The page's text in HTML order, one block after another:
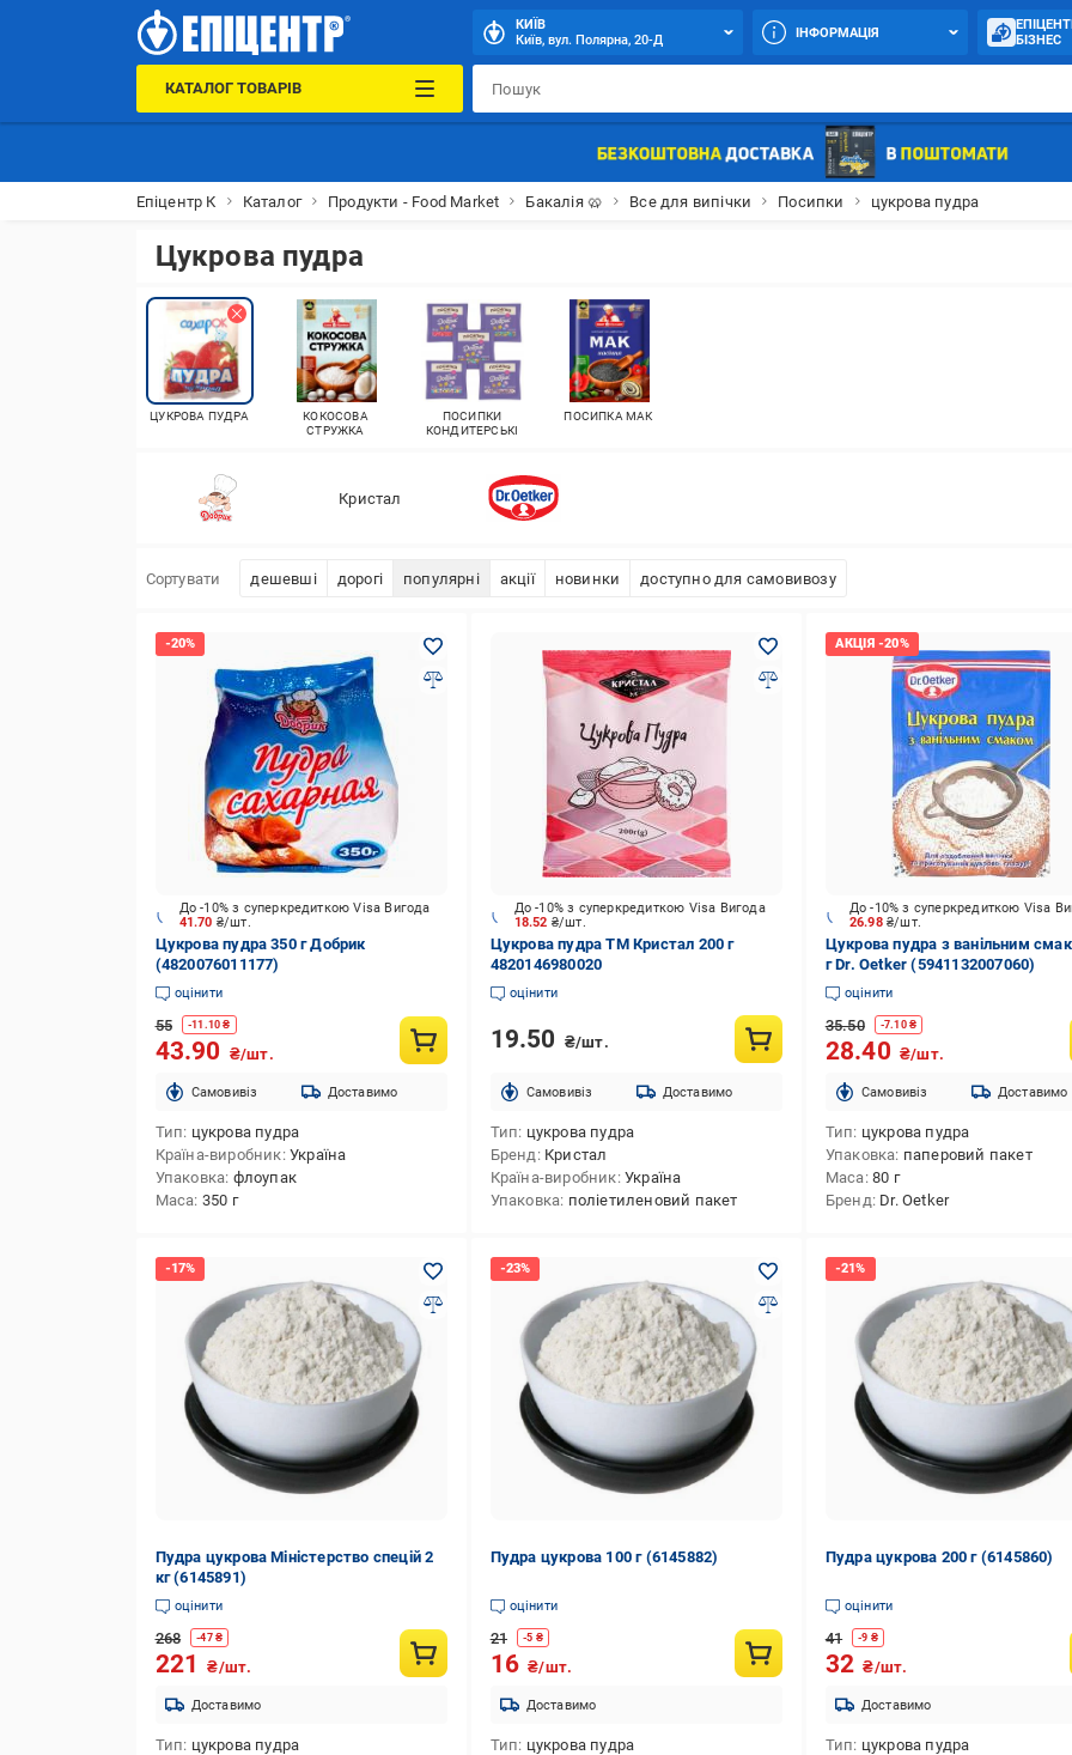
КИЇВ
Київ, вул. Полярна, 20-Д
ІНФОРМАЦІЯ
БІЗНЕС
КАТАЛОГ ТОВАРІВ
Епіцентр К Каталог Продукти - Food Market Бакалія 🥨 Все для випічки Посипки цукрова пудра
Цукрова пудра
ЦУКРОВА ПУДРА
КОКОСОВА
СТРУЖКА
ПОСИПКИ
КОНДИТЕРСЬКІ
ПОСИПКА МАК
Кристал
Сортувати дешевші дорогі популярні акції новинки доступно для самовивозу
41.70 ₴/шт.
До -10% з суперкредиткою Visa Вигода
Цукрова пудра 350 г Добрик
(4820076011177)
оцінити
55 -11.10 ₴
43.90 ₴/шт.
Cамовивіз Доставимо
Тип цукрова пудра
Країна-виробник Україна
Упаковка флоупак
Маса 350 г
18.52 ₴/шт.
До -10% з суперкредиткою Visa Вигода
Цукрова пудра ТМ Кристал 200 г
4820146980020
оцінити
19.50 ₴/шт.
Cамовивіз Доставимо
Тип цукрова пудра
Бренд Кристал
Країна-виробник Україна
Упаковка поліетиленовий пакет
26.98 ₴/шт.
До -10% з суперкредиткою Visa
Цукрова пудра з ванільним
г Dr. Oetker (5941132007060)
оцінити
35.50 -7.10₴
28.40 ₴/шт.
Cамовивіз Доставимо
Тип цукрова пудра
Упаковка паперовий пакет
Маса 80 г
Бренд Dr. Oetker
Пудра цукрова Міністерство спецій 2
кг (6145891)
оцінити
268 -47₴
221 ₴/шт.
Доставимо
Тип цукрова пудра
Пудра цукрова 100 г (6145882)
оцінити
21 -5 ₴
16 ₴/шт.
Доставимо
Тип цукрова пудра
Пудра цукрова 200 г (6145860)
оцінити
41 -9 ₴
32 ₴/шт.
Доставимо
Тип цукрова пудра